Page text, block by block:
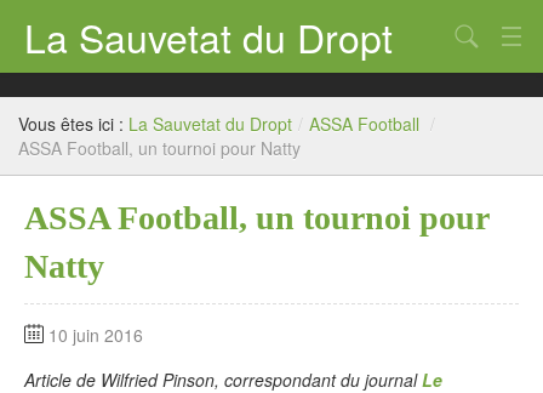
La Sauvetat du Dropt
Accueil
Mairie
Archives
Chercher
Vous êtes ici : La Sauvetat du Dropt / ASSA Football /
ASSA Football, un tournoi pour Natty
ASSA Football, un tournoi pour
Natty
10 juin 2016
Article de Wilfried Pinson, correspondant du journalLe